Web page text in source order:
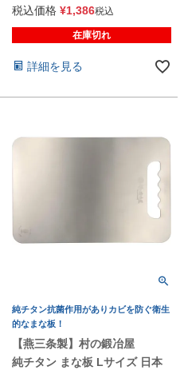
税込価格 ¥1,386税込
在庫切れ
詳細を見る
純チタン抗菌作用がありカビを防ぐ衛生
的なまな板！
【燕三条製】村の鍛冶屋
純チタン まな板 Lサイズ 日本